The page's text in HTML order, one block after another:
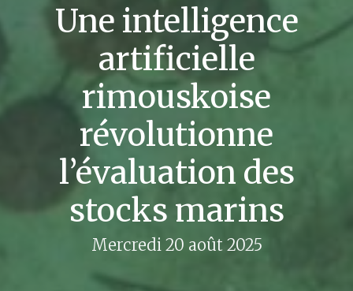
Une intelligence
artificielle
rimouskoise
révolutionne
l’évaluation des
stocks marins
Mercredi 20 août 2025